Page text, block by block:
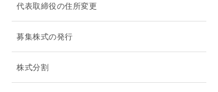
代表取締役の住所変更
募集株式の発行
株式分割